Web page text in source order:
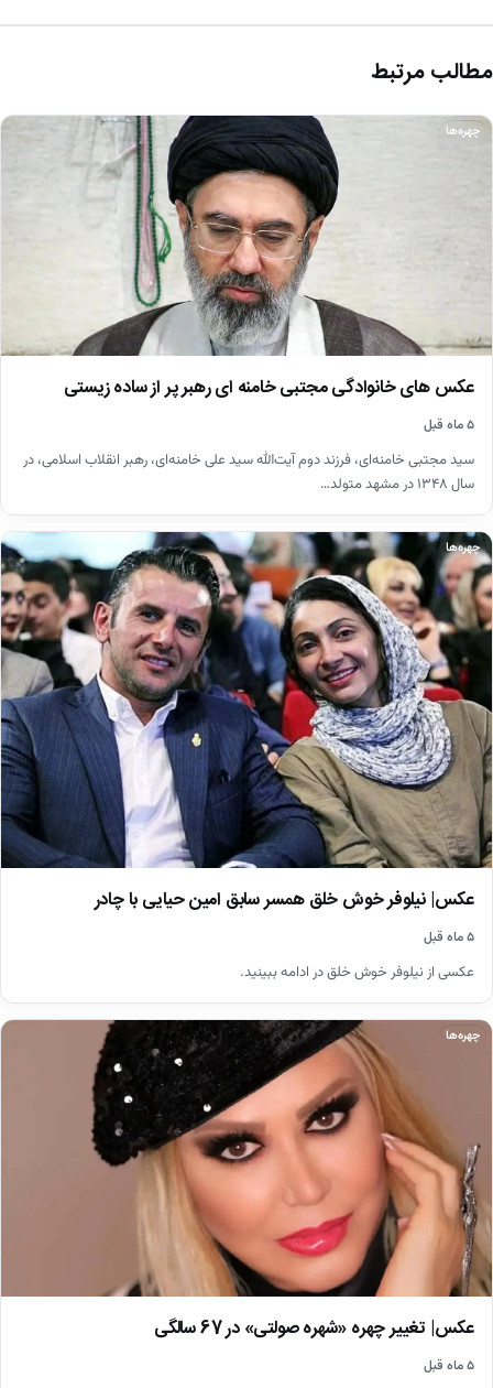
مطالب مرتبط
چهره‌ها
عکس های خانوادگی مجتبی خامنه ای رهبر پر از ساده زیستی
۵ ماه قبل
سید مجتبی خامنه‌ای، فرزند دوم آیت‌الله سید علی خامنه‌ای، رهبر انقلاب اسلامی، در
سال ۱۳۴۸ در مشهد متولد…
چهره‌ها
عکس| نیلوفر خوش خلق همسر سابق امین حیایی با چادر
۵ ماه قبل
عکسی از نیلوفر خوش خلق در ادامه ببینید.
چهره‌ها
عکس| تغییر چهره «شهره صولتی» در 67 سالگی
۵ ماه قبل